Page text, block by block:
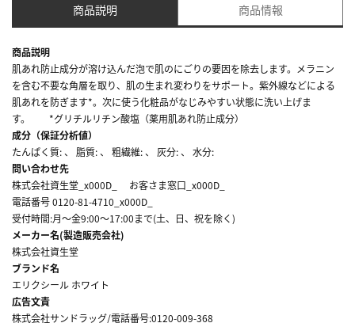
商品説明 商品情報
商品説明
肌あれ防止成分が溶け込んだ泡で肌のにごりの要因を除去します。メラニン
を含む不要な角層を取り、肌の生まれ変わりをサポート。紫外線などによる
肌あれを防ぎます*。次に使う化粧品がなじみやすい状態に洗い上げま
す。 *グリチルリチン酸塩（薬用肌あれ防止成分）
成分（保証分析値）
たんぱく質: 、 脂質: 、 粗繊維: 、 灰分: 、 水分:
問い合わせ先
株式会社資生堂_x000D_ お客さま窓口_x000D_
電話番号 0120-81-4710_x000D_
受付時間:月～金9:00～17:00まで(土、日、祝を除く)
メーカー名(製造販売会社)
株式会社資生堂
ブランド名
エリクシール ホワイト
広告文責
株式会社サンドラッグ/電話番号:0120-009-368